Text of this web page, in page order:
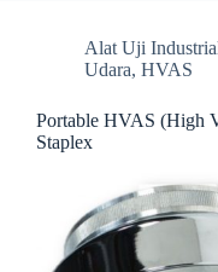
Alat Uji
Udara, HVAS
Portable HVAS (High
Staplex